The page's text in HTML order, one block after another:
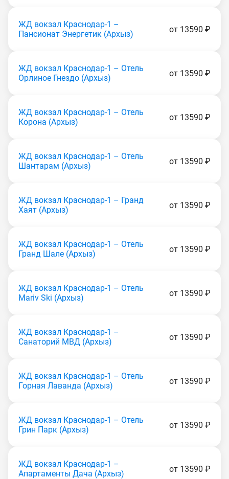
ЖД вокзал Краснодар-1 –
Пансионат Энергетик (Apxыз)
от 13590 ₽
ЖД вокзал Краснодар-1 – Отель
Орлиное Гнездо (Apxыз)
от 13590 ₽
ЖД вокзал Краснодар-1 – Отель
Корона (Apxыз)
от 13590 ₽
ЖД вокзал Краснодар-1 – Отель
Шантарам (Apxыз)
от 13590 ₽
ЖД вокзал Краснодар-1 – Гранд
Хаят (Apxыз)
от 13590 ₽
ЖД вокзал Краснодар-1 – Отель
Гранд Шале (Apxыз)
от 13590 ₽
ЖД вокзал Краснодар-1 – Отель
Mariv Ski (Apxыз)
от 13590 ₽
ЖД вокзал Краснодар-1 –
Санаторий МВД (Apxыз)
от 13590 ₽
ЖД вокзал Краснодар-1 – Отель
Горная Лаванда (Apxыз)
от 13590 ₽
ЖД вокзал Краснодар-1 – Отель
Грин Парк (Apxыз)
от 13590 ₽
ЖД вокзал Краснодар-1 –
Апартаменты Дача (Apxыз)
от 13590 ₽